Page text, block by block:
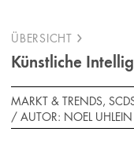
ÜBERSICHT
Künstliche
MARKT & TRENDS,
/AUTOR: NOEL UHLEIN